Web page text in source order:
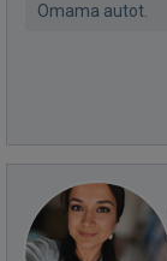
Omama autot.